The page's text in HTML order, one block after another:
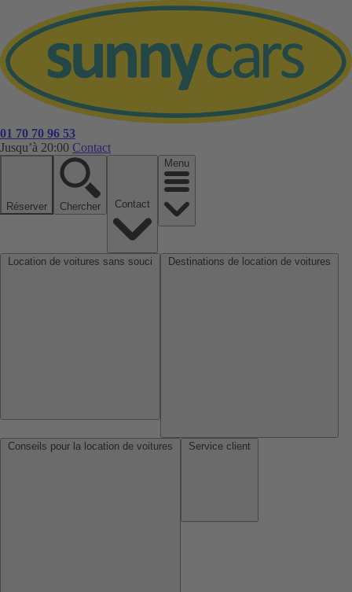
01 70 70 96 53
Jusqu’à 20:00 Contact
Réserver Chercher
Menu